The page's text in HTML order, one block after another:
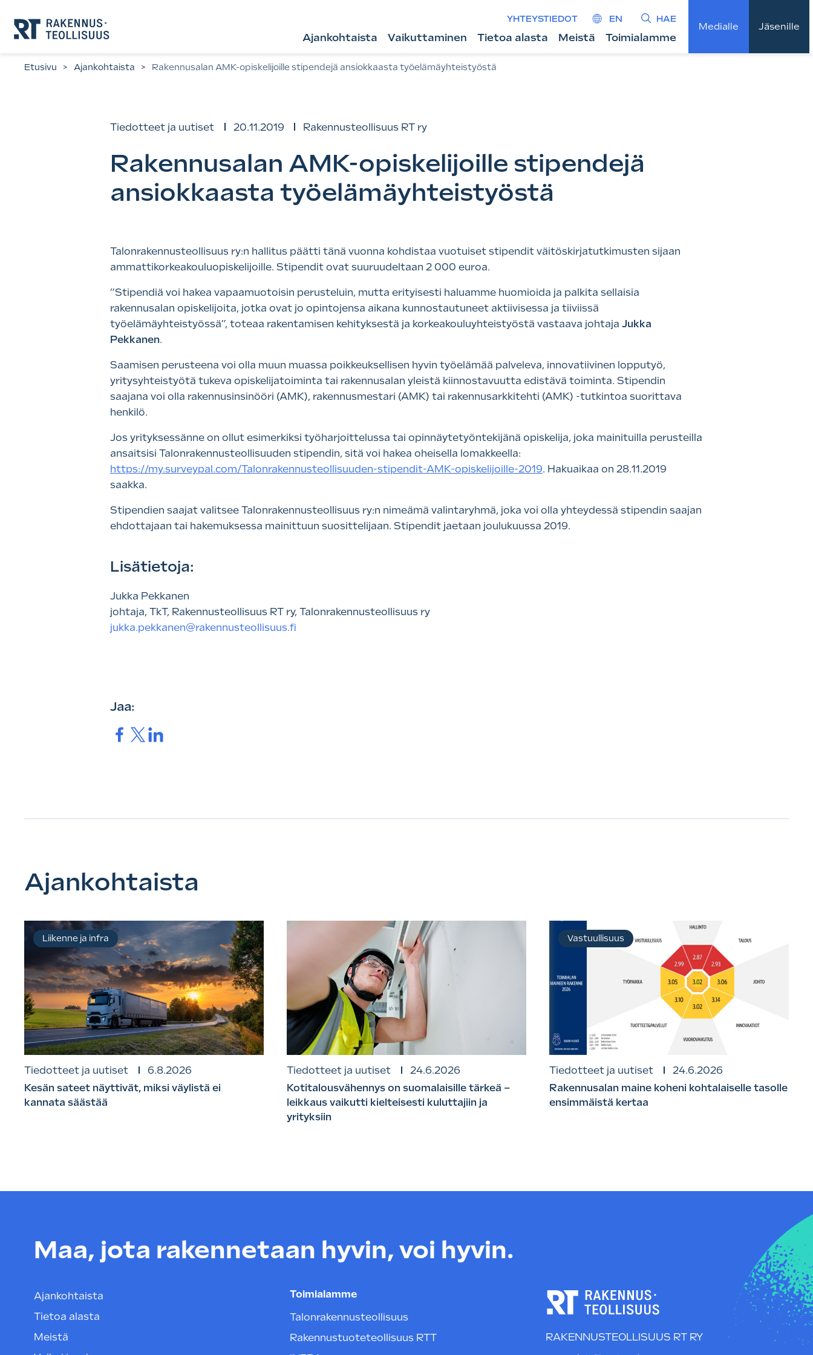
suoraan
sisältöön.
YHTEYSTIEDOT EN HAE
Ajankohtaista Vaikuttaminen Tietoa alasta Meistä Toimialamme
Medialle Jäsenille
Etusivu > Ajankohtaista > Rakennusalan AMK-opiskelijoille stipendejä ansiokkaasta työelämäyhteistyöstä
Tiedotteet ja uutiset 20.11.2019 Rakennusteollisuus RT ry
Rakennusalan AMK-opiskelijoille stipendejä
ansiokkaasta työelämäyhteistyöstä
Talonrakennusteollisuus ry:n hallitus päätti tänä vuonna kohdistaa vuotuiset stipendit väitöskirjatutkimusten sijaan
ammattikorkeakouluopiskelijoille. Stipendit ovat suuruudeltaan 2 000 euroa.
”Stipendiä voi hakea vapaamuotoisin perusteluin, mutta erityisesti haluamme huomioida ja palkita sellaisia
rakennusalan opiskelijoita, jotka ovat jo opintojensa aikana kunnostautuneet aktiivisessa ja tiiviissä
työelämäyhteistyössä”, toteaa rakentamisen kehityksestä ja korkeakouluyhteistyöstä vastaava johtaja Jukka
Pekkanen.
Saamisen perusteena voi olla muun muassa poikkeuksellisen hyvin työelämää palveleva, innovatiivinen lopputyö,
yritysyhteistyötä tukeva opiskelijatoiminta tai rakennusalan yleistä kiinnostavuutta edistävä toiminta. Stipendin
saajana voi olla rakennusinsinööri (AMK), rakennusmestari (AMK) tai rakennusarkkitehti (AMK) -tutkintoa suorittava
henkilö.
Jos yrityksessänne on ollut esimerkiksi työharjoittelussa tai opinnäytetyöntekijänä opiskelija, joka mainituilla perusteilla
ansaitsisi Talonrakennusteollisuuden stipendin, sitä voi hakea oheisella lomakkeella:
https://my.surveypal.com/Talonrakennusteollisuuden-stipendit-AMK-opiskelijoille-2019. Hakuaikaa on 28.11.2019
saakka.
Stipendien saajat valitsee Talonrakennusteollisuus ry:n nimeämä valintaryhmä, joka voi olla yhteydessä stipendin saajan
ehdottajaan tai hakemuksessa mainittuun suosittelijaan. Stipendit jaetaan joulukuussa 2019.
Lisätietoja:
Jukka Pekkanen
johtaja, TkT, Rakennusteollisuus RT ry, Talonrakennusteollisuus ry
jukka.pekkanen@rakennusteollisuus.fi
Jaa:
Jaa. Jaa.Jaa.
Ajankohtaista
Tiedotteet ja uutiset
6.8.2026
Kesän sateet näyttivät, miksi väylistä ei
kannata säästää
Liikenne ja infra
Tiedotteet ja uutiset
24.6.2026
Kotitalousvähennys on suomalaisille tärkeä –
leikkaus vaikutti kielteisesti kuluttajiin ja
yrityksiin
Tiedotteet ja uutiset
24.6.2026
Rakennusalan maine koheni kohtalaiselle tasolle
ensimmäistä kertaa
Vastuullisuus
Maa, jota rakennetaan hyvin, voi hyvin.
Ajankohtaista
Tietoa alasta
Meistä
Toimialamme
Talonrakennusteollisuus
Rakennustuoteteollisuus RTT
RAKENNUSTEOLLISUUS RT RY